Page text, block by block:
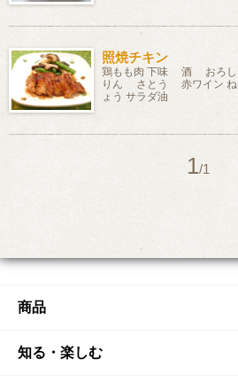
照焼チキン
鶏もも肉 下味 酒 おろ
りん さとう 赤ワイン ね
ょう サラダ油
1/1
商品
商品TOP
知る・楽しむ